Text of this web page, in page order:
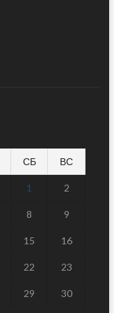
СБ ВС
1 2
8 9
15 16
22 23
29 30